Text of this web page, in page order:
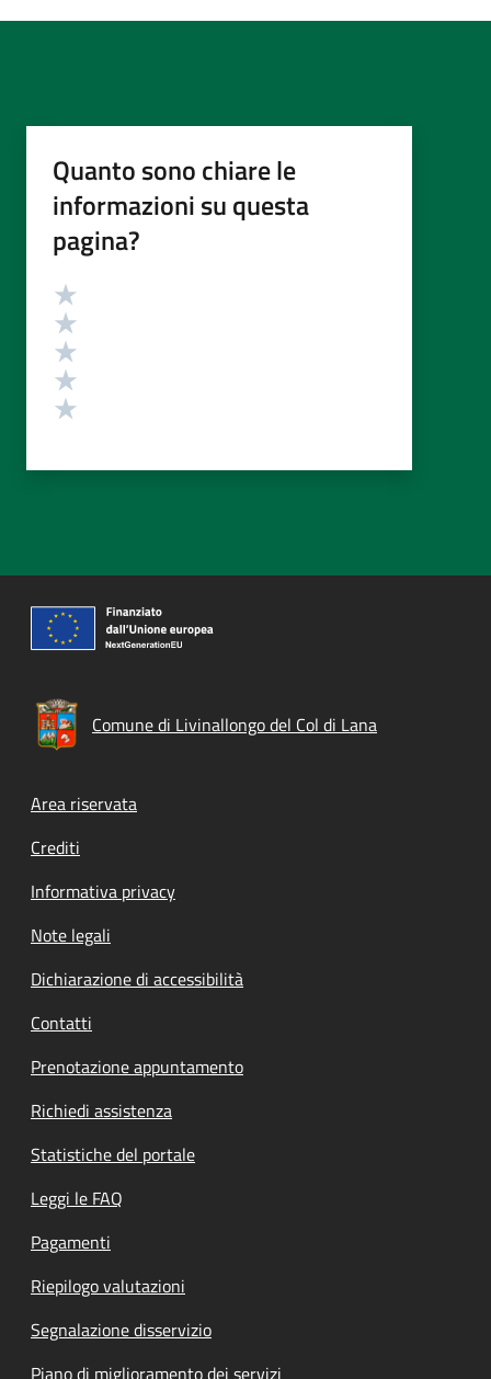
Quanto sono chiare le
informazioni su questa
pagina?
Valutazione
Comune di Livinallongo del Col di Lana
Footer menu
Area riservata
Crediti
Informativa privacy
Note legali
Dichiarazione di accessibilità
Contatti
Prenotazione appuntamento
Richiedi assistenza
Statistiche del portale
Leggi le FAQ
Pagamenti
Riepilogo valutazioni
Segnalazione disservizio
Piano di miglioramento dei servizi